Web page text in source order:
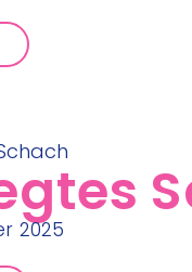
2025